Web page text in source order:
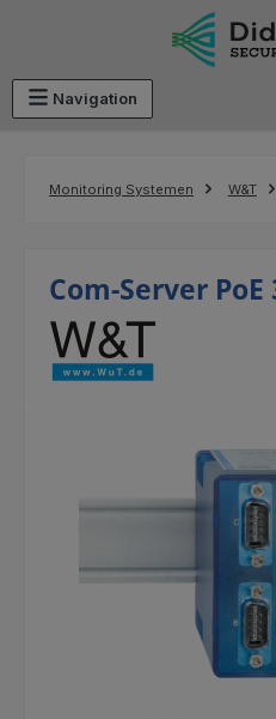
Navigation
Monitoring Systemen W&T
Com-Server